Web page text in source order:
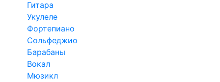
Гитара
Укулеле
Фортепиано
Сольфеджио
Барабаны
Вокал
Мюзикл